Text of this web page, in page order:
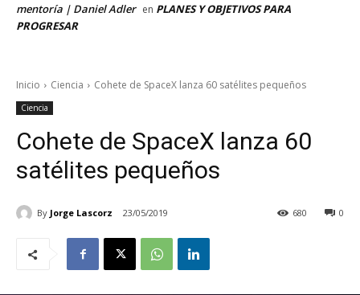
mentoría | Daniel Adler en PLANES Y OBJETIVOS PARA
PROGRESAR